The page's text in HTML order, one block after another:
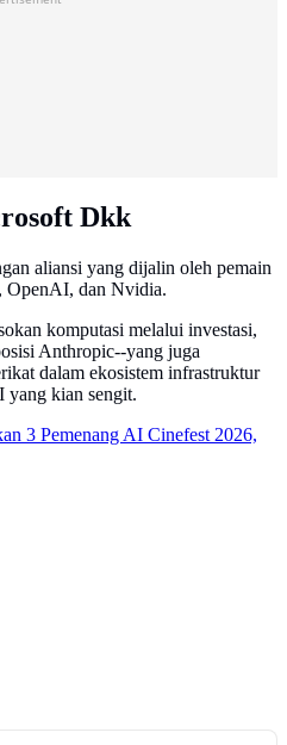
Dkk
aliansi yang dijalin oleh pemain
OpenAI, dan Nvidia.
komputasi melalui investasi,
Anthropic--yang juga
dalam ekosistem infrastruktur
kian sengit.
3 Pemenang AI Cinefest 2026,